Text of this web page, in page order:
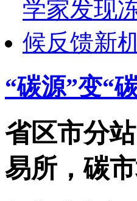
“碳源”变“
省区市分
易所，碳